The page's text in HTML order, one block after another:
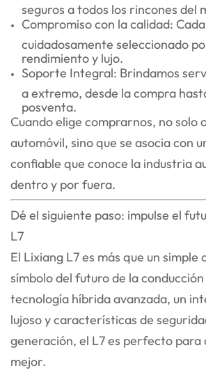
seguros a todos los rincones del
Compromiso con la calidad:
cuidadosamente seleccionado
rendimiento y lujo.
Soporte Integral: Brindamos
a extremo, desde la compra
posventa.
Cuando elige comprarnos, no solo
automóvil, sino que se asocia con
confiable que conoce la industria
dentro y por fuera.
Dé el siguiente paso: impulse el
L7
El Lixiang L7 es más que un simple
símbolo del futuro de la conducción
tecnología híbrida avanzada, un
lujoso y características de
generación, el L7 es perfecto para
mejor.